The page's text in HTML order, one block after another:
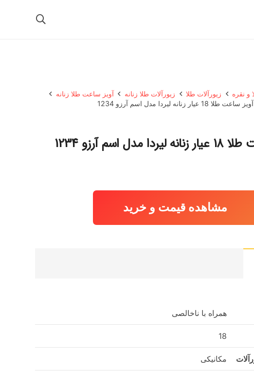
و نقره زیورآلات طلا زیورآلات طلا زنانه
آویز ساعت طلا زنانه
آویز ساعت طلا 18 عیار زنانه لیردا مدل اسم آرزو 1234
مدل اسم آرزو 1234
مشاهده قیمت و خرید
همراه با ناخالصی
18
مکانیکی